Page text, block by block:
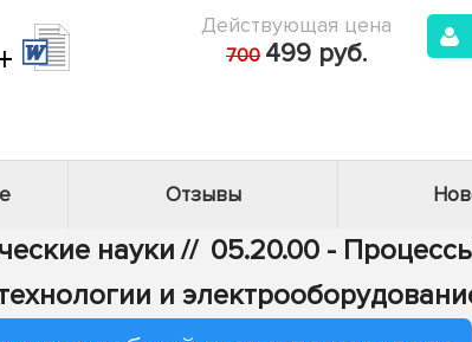
Действующая цена
700 499 руб.
Отзывы
науки // 05.20.00 -
и